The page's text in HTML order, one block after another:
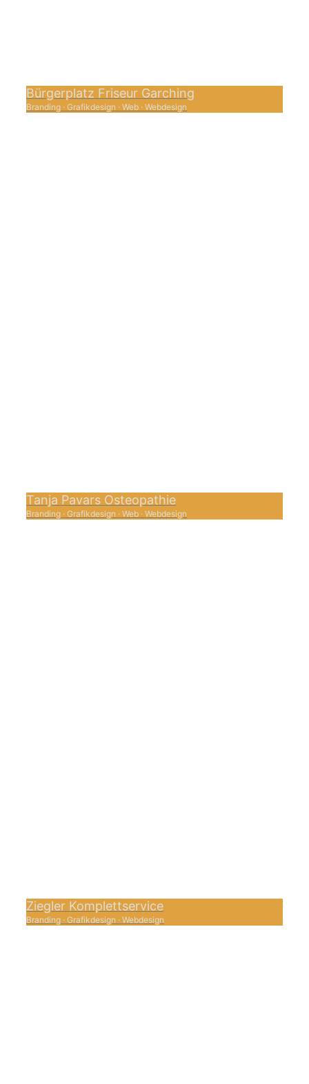
Bürgerplatz Friseur Garching
Branding · Grafikdesign · Web · Webdesign
Tanja Pavars Osteopathie
Branding · Grafikdesign · Web · Webdesign
Ziegler Komplettservice
Branding · Grafikdesign · Webdesign